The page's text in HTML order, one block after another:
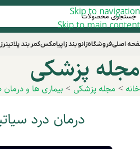
Skip to navigation
Skip to main content
اصلیفروشگاهزانو بند زاپیامکسکمر بند پلاتینر
مجله پزشکی
خانه > مجله پزشکی > بیماری ها و
درمان درد